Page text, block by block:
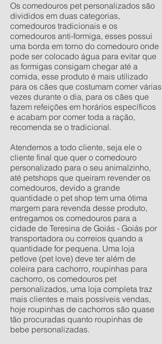
Os comedouros pet personalizados são
divididos em duas categorias,
comedouros tradicionais e os
comedouros anti-formiga, esses possui
uma borda em torno do comedouro onde
pode ser colocado água para evitar que
as formigas consigam chegar até a
comida, esse produto é mais utilizado
para os cães que costumam comer várias
vezes durante o dia, para os cães que
fazem refeições em horários específicos
e acabam por comer toda a ração,
recomenda se o tradicional.
Atendemos a todo cliente, seja ele o
cliente final que quer o comedouro
personalizado para o seu animalzinho,
até petshops que queiram revender os
comedouros, devido a grande
quantidade o pet shop tem uma ótima
margem para revenda desse produto,
entregamos os comedouros para a
cidade de Teresina de Goiás - Goiás por
transportadora ou correios quando a
quantidade for pequena. Uma loja
petlove (pet love) deve ter além de
coleira para cachorro, roupinhas para
cachorro, os comedouros pet
personalizados, uma loja completa traz
mais clientes e mais possíveis vendas,
hoje roupinhas de cachorros são quase
tão procuradas quanto roupinhas de
bebe personalizadas.